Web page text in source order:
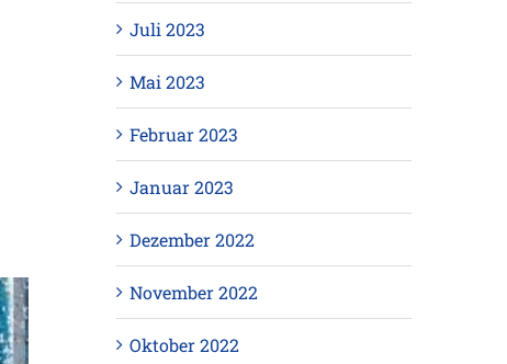
Juli 2023
Mai 2023
Februar 2023
Januar 2023
Dezember 2022
November 2022
Oktober 2022